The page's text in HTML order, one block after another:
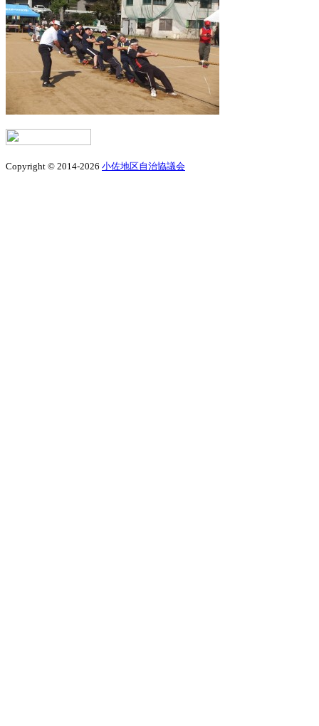
Copyright © 2014-2026 小佐地区自治協議会